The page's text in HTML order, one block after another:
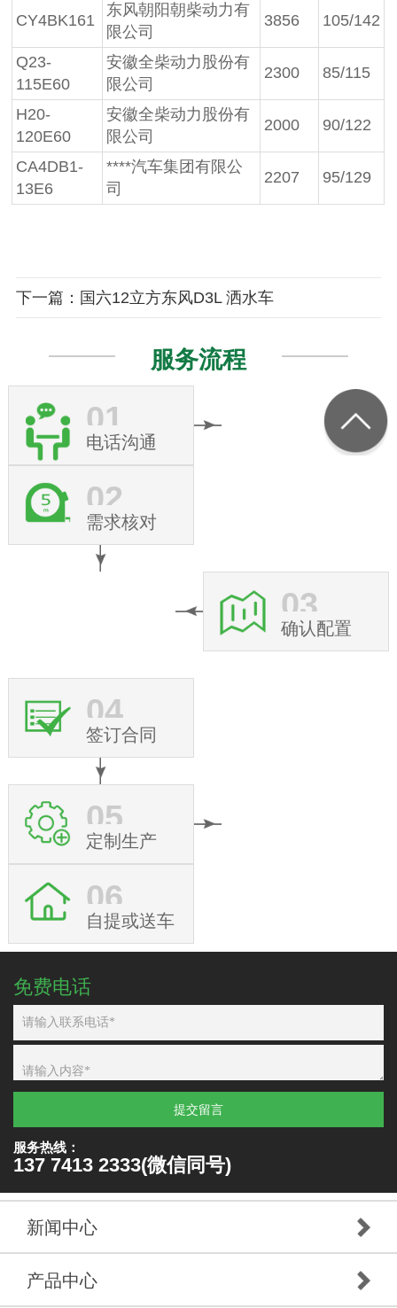
CY4BK161
东风朝阳朝柴动力有
限公司
3856 105/142
Q23-
115E60
安徽全柴动力股份有
限公司
2300 85/115
H20-
120E60
安徽全柴动力股份有
限公司
2000 90/122
CA4DB1-
13E6
****汽车集团有限公
司
2207 95/129
下一篇：国六12立方东风D3L 洒水车
服务流程
01
电话沟通
02
需求核对
03
确认配置
04
签订合同
05
定制生产
06
自提或送车
免费电话
提交留言
服务热线：
137 7413 2333(微信同号)
新闻中心
产品中心